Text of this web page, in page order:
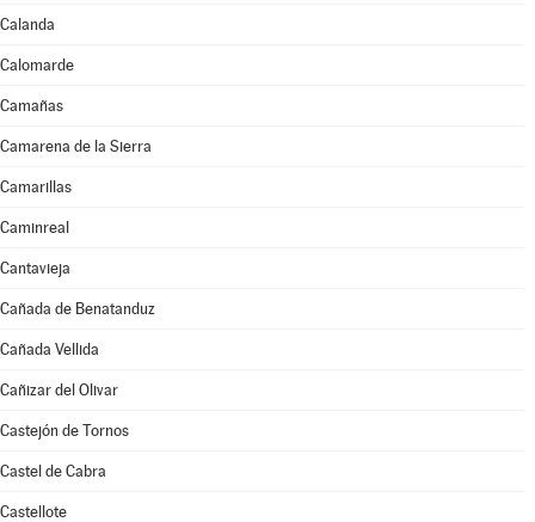
Calanda
Calomarde
Camañas
Camarena de la Sierra
Camarillas
Caminreal
Cantavieja
Cañada de Benatanduz
Cañada Vellida
Cañizar del Olivar
Castejón de Tornos
Castel de Cabra
Castellote